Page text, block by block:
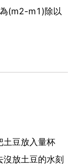
(m2-m1)除以
土豆放入量杯
沒放土豆的水刻